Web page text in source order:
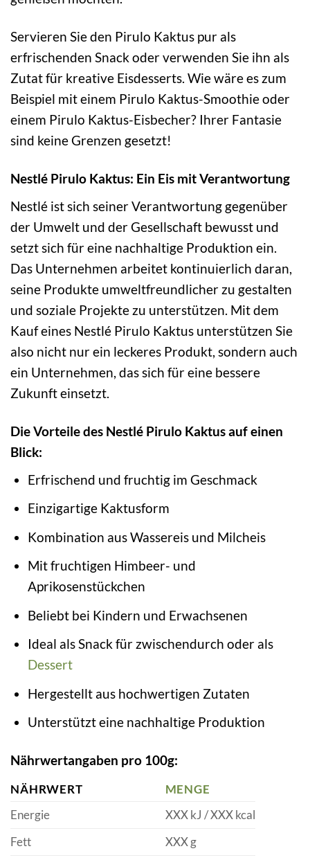
Servieren Sie den Pirulo Kaktus pur als
erfrischenden Snack oder verwenden Sie ihn als
Zutat für kreative Eisdesserts. Wie wäre es zum
Beispiel mit einem Pirulo Kaktus-Smoothie oder
einem Pirulo Kaktus-Eisbecher? Ihrer Fantasie
sind keine Grenzen gesetzt!
Nestlé Pirulo Kaktus: Ein Eis mit Verantwortung
Nestlé ist sich seiner Verantwortung gegenüber
der Umwelt und der Gesellschaft bewusst und
setzt sich für eine nachhaltige Produktion ein.
Das Unternehmen arbeitet kontinuierlich daran,
seine Produkte umweltfreundlicher zu gestalten
und soziale Projekte zu unterstützen. Mit dem
Kauf eines Nestlé Pirulo Kaktus unterstützen Sie
also nicht nur ein leckeres Produkt, sondern auch
ein Unternehmen, das sich für eine bessere
Zukunft einsetzt.
Die Vorteile des Nestlé Pirulo Kaktus auf einen
Blick:
Erfrischend und fruchtig im Geschmack
Einzigartige Kaktusform
Kombination aus Wassereis und Milcheis
Mit fruchtigen Himbeer- und
Aprikosenstückchen
Beliebt bei Kindern und Erwachsenen
Ideal als Snack für zwischendurch oder als
Dessert
Hergestellt aus hochwertigen Zutaten
Unterstützt eine nachhaltige Produktion
Nährwertangaben pro 100g:
NÄHRWERT
MENGE
Energie
XXX kJ / XXX kcal
Fett
XXX g